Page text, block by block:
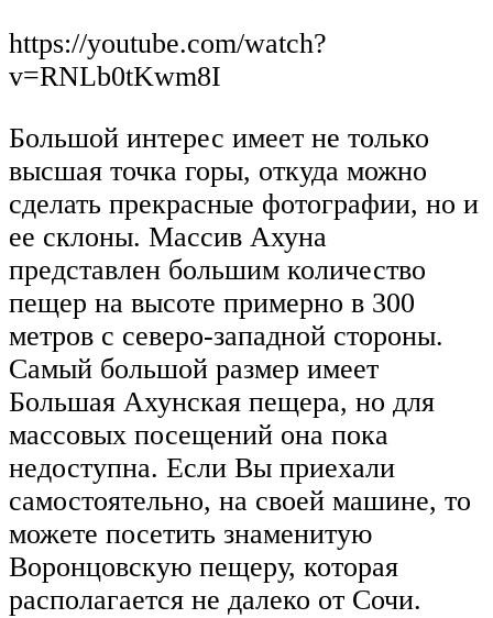
https://youtube.com/watch?
v=RNLb0tKwm8I
Большой интерес имеет не только
высшая точка горы, откуда можно
сделать прекрасные фотографии, но и
ее склоны. Массив Ахуна
представлен большим количество
пещер на высоте примерно в 300
метров с северо-западной стороны.
Самый большой размер имеет
Большая Ахунская пещера, но для
массовых посещений она пока
недоступна. Если Вы приехали
самостоятельно, на своей машине, то
можете посетить знаменитую
Воронцовскую пещеру, которая
располагается не далеко от Сочи.